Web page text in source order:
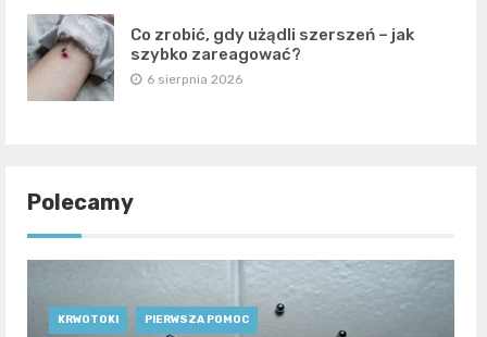
Co zrobić, gdy użądli szerszeń – jak
szybko zareagować?
6 sierpnia 2026
Polecamy
KRWOTOKI PIERWSZA POMOC